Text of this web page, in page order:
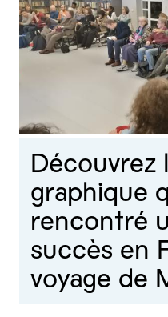
Découvrez
graphique
rencontré
succès en
voyage de